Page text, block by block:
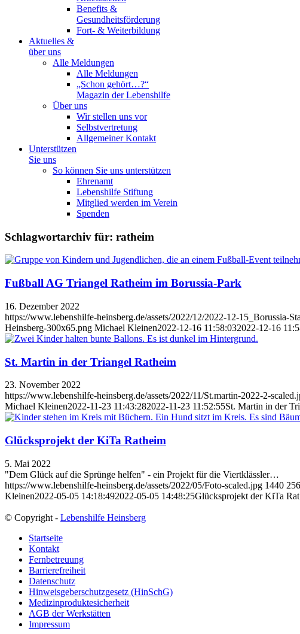
Benefits &
Gesundheitsförderung
Fort- & Weiterbildung
Aktuelles &
über uns
Alle Meldungen
Alle Meldungen
„Schon gehört…?“
Magazin der Lebenshilfe
Über uns
Wir stellen uns vor
Selbstvertretung
Allgemeiner Kontakt
Unterstützen
Sie uns
So können Sie uns unterstützen
Ehrenamt
Lebenshilfe Stiftung
Mitglied werden im Verein
Spenden
Schlagwortarchiv für: ratheim
Fußball AG Triangel Ratheim im Borussia-Park
16. Dezember 2022
https://www.lebenshilfe-heinsberg.de/assets/2022/12/2022-12-15_Borussia-
Heinsberg-300x65.png Michael Kleinen2022-12-16 11:58:032022-12-16
St. Martin in der Triangel Ratheim
23. November 2022
https://www.lebenshilfe-heinsberg.de/assets/2022/11/St.martin-2022-2-
Michael Kleinen2022-11-23 11:43:282022-11-23 11:52:55St. Martin in der
Glücksprojekt der KiTa Ratheim
5. Mai 2022
"Dem Glück auf die Sprünge helfen" - ein Projekt für die Viertklässler…
https://www.lebenshilfe-heinsberg.de/assets/2022/05/Foto-scaled.jpg 1440
Kleinen2022-05-05 14:18:492022-05-05 14:48:25Glücksprojekt der KiTa
© Copyright - Lebenshilfe Heinsberg
Startseite
Kontakt
Fernbetreuung
Barrierefreiheit
Datenschutz
Hinweisgeberschutzgesetz (HinSchG)
Medizinproduktesicherheit
AGB der Werkstätten
Impressum